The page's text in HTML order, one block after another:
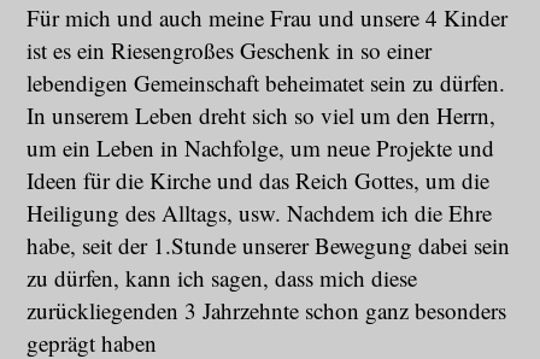
Für mich und auch meine Frau und unsere 4 Kinder
ist es ein Riesengroßes Geschenk in so einer
lebendigen Gemeinschaft beheimatet sein zu dürfen.
In unserem Leben dreht sich so viel um den Herrn,
um ein Leben in Nachfolge, um neue Projekte und
Ideen für die Kirche und das Reich Gottes, um die
Heiligung des Alltags, usw. Nachdem ich die Ehre
habe, seit der 1.Stunde unserer Bewegung dabei sein
zu dürfen, kann ich sagen, dass mich diese
zurückliegenden 3 Jahrzehnte schon ganz besonders
geprägt haben